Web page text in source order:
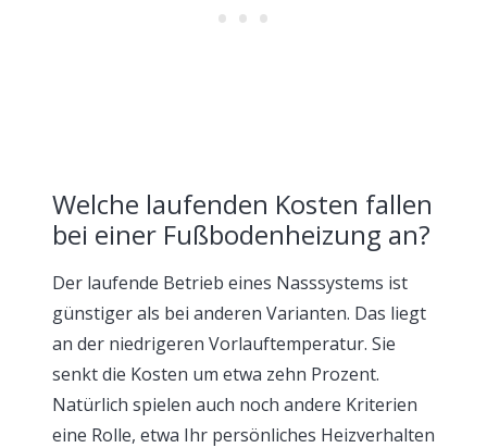
Welche laufenden Kosten fallen
bei einer Fußbodenheizung an?
Der laufende Betrieb eines Nasssystems ist
günstiger als bei anderen Varianten. Das liegt
an der niedrigeren Vorlauftemperatur. Sie
senkt die Kosten um etwa zehn Prozent.
Natürlich spielen auch noch andere Kriterien
eine Rolle, etwa Ihr persönliches Heizverhalten